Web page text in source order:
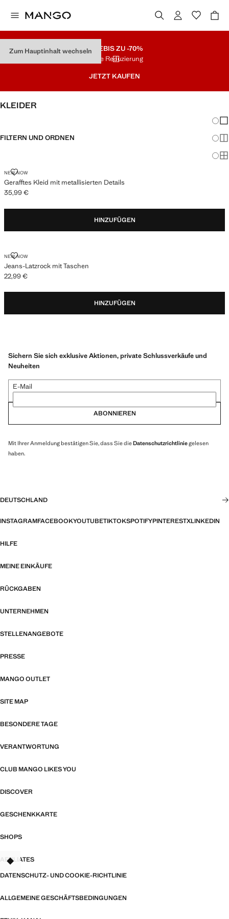
Zum Hauptinhalt wechselnSALEBIS ZU -70%
Letzte Reduzierung
JETZT KAUFEN
KLEIDER
FILTERN UND ORDNEN
NEW NOW
Gerafftes Kleid mit metallisierten Details
GERAFFTES KLEID MIT METALLISIERTEN DETAILS
Aktueller Preis [35,99 € ]
35,99 €
HINZUFÜGEN
NEW NOW
Jeans-Latzrock mit Taschen
JEANS-LATZROCK MIT TASCHEN
Aktueller Preis [22,99 € ]
22,99 €
HINZUFÜGEN
Sichern Sie sich exklusive Aktionen, private Schlussverkäufe und
Neuheiten
E-Mail
ABONNIEREN
Mit Ihrer Anmeldung bestätigen Sie, dass Sie dieDatenschutzrichtliniegelesen
haben.
DEUTSCHLAND
INSTAGRAMFACEBOOKYOUTUBETIKTOKSPOTIFYPINTERESTXLINKEDIN
HILFE
MEINE EINKÄUFE
RÜCKGABEN
UNTERNEHMEN
STELLENANGEBOTE
PRESSE
MANGO OUTLET
SITE MAP
BESONDERE TAGE
VERANTWORTUNG
CLUB MANGO LIKES YOU
DISCOVER
GESCHENKKARTE
SHOPS
AFFILIATES
DATENSCHUTZ- UND COOKIE-RICHTLINIE
ALLGEMEINE GESCHÄFTSBEDINGUNGEN